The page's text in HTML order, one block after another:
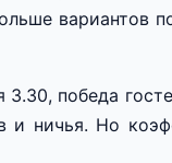
вариантов
победа
и ничья. Но